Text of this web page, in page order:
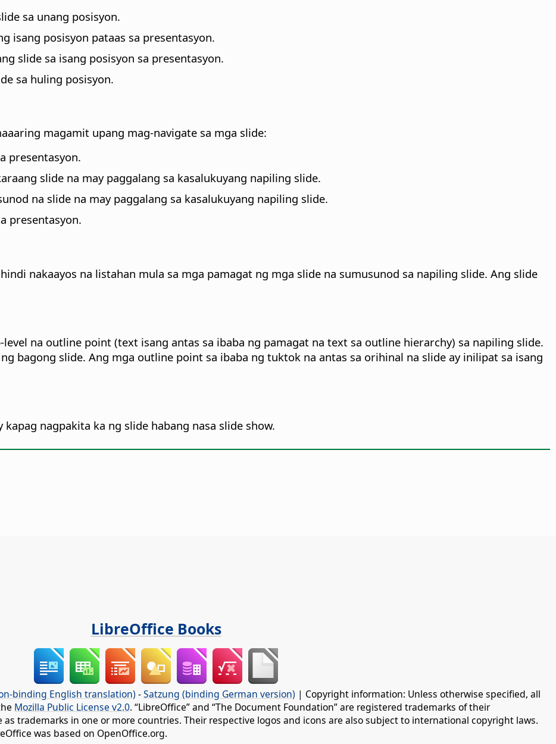
sa unang posisyon.
isang posisyon pataas sa presentasyon.
slide sa isang posisyon sa presentasyon.
sa huling posisyon.
magamit upang mag-navigate sa mga slide:
presentasyon.
slide na may paggalang sa kasalukuyang napiling slide.
na slide na may paggalang sa kasalukuyang napiling slide.
presentasyon.
nakaayos na listahan mula sa mga pamagat ng mga slide na sumusunod sa napiling slide. Ang slide
na outline point (text isang antas sa ibaba ng pamagat na text sa outline hierarchy) sa napiling slide.
bagong slide. Ang mga outline point sa ibaba ng tuktok na antas sa orihinal na slide ay inilipat sa isang
nagpakita ka ng slide habang nasa slide show.
LibreOffice Books
binding English translation) -Satzung (binding German version) | Copyright information: Unless otherwise specified, all
Mozilla Public License v2.0. “LibreOffice” and “The Document Foundation” are registered trademarks of their
trademarks in one or more countries. Their respective logos and icons are also subject to international copyright laws.
was based on OpenOffice.org.